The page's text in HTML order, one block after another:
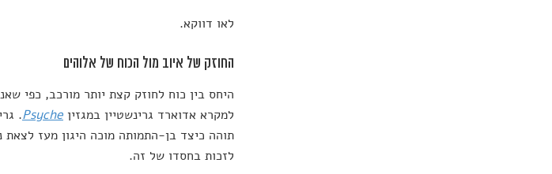
לאו דווקא.
החוזק של איוב מול הכוח של אלוהים
היחס בין כוח לחוזק קצת יותר מורכב, כפי
למקרא אדוארד גרינשטיין במגזין Psyche
.
תוהה כיצד בן-התמותה מוכה היגון מעז לצאת
לזכות בחסדו של זה.